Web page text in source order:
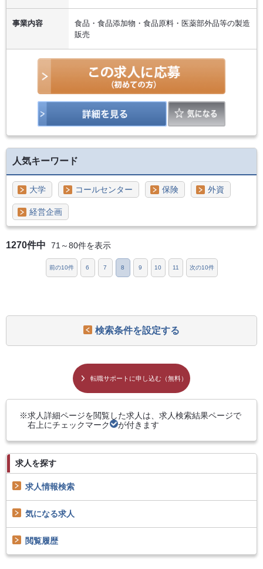
事業内容
食品・食品添加物・食品原料・医薬部外品等の製造
販売
人気キーワード
大学 コールセンター 保険 外資
経営企画
1270件中 71～80件を表示
前の10件 6 7 8 9 10 11 次の10件
検索条件を設定する
転職サポートに申し込む（無料）
求人詳細ページを閲覧した求人は、求人検索結果ページで
右上にチェックマーク
が付きます
求人を探す
求人情報検索
気になる求人
閲覧履歴